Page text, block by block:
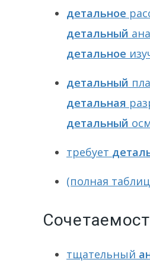
детальное
детальный
детальное
детальный
детальная
детальный
требует
(полная
тщательный